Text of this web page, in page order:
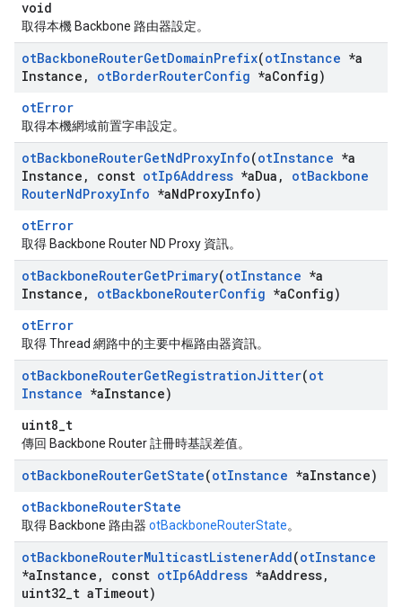
void
取得本機 Backbone 路由器設定。
otBackboneRouterGetDomainPrefix(otInstance *a
Instance , otBorderRouterConfig *aConfig)
otError
取得本機網域前置字串設定。
otBackboneRouterGetNdProxyInfo(otInstance *a
Instance , const otIp6Address *aDua , otBackbone
RouterNdProxyInfo *aNdProxyInfo)
otError
取得 Backbone Router ND Proxy 資訊。
otBackboneRouterGetPrimary(otInstance *a
Instance , otBackboneRouterConfig *aConfig)
otError
取得 Thread 網路中的主要中樞路由器資訊。
otBackboneRouterGetRegistrationJitter(ot
Instance *aInstance)
uint8_t
傳回 Backbone Router 註冊時基誤差值。
otBackboneRouterGetState(otInstance *aInstance)
otBackboneRouterState
取得 Backbone 路由器 otBackboneRouterState。
otBackboneRouterMulticastListenerAdd(otInstance
*aInstance , const otIp6Address *aAddress,
uint32 t aTimeout)